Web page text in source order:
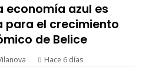
economía azul es
para el crecimiento
de Belice
Hace 6 días